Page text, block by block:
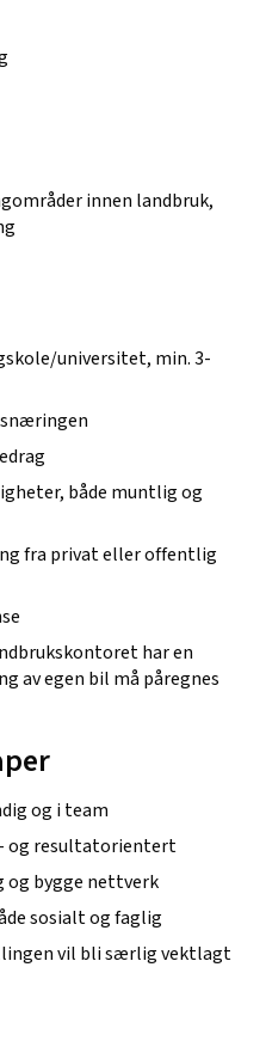
innen landbruk,
universitet, min. 3-
både muntlig og
fra privat eller offentlig
har en
av egen bil må påregnes
og i team
og resultatorientert
og bygge nettverk
sosialt og faglig
vil bli særlig vektlagt